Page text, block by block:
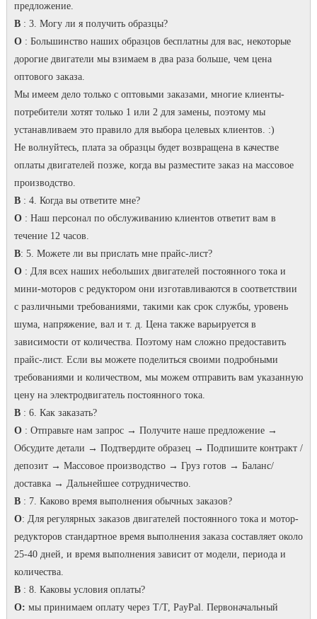
предложение.
В: 3. Могу ли я получить образцы?
O: Большинство наших образцов бесплатны для вас, некоторые
дорогие двигатели мы взимаем в два раза больше, чем цена
оптового заказа.
Мы имеем дело только с оптовыми заказами, многие клиенты-
потребители хотят только 1 или 2 для замены, поэтому мы
устанавливаем это правило для выбора целевых клиентов. :)
Не волнуйтесь, плата за образцы будет возвращена в качестве
оплаты двигателей позже, когда вы разместите заказ на массовое
производство.
В: 4. Когда вы ответите мне?
O: Наш персонал по обслуживанию клиентов ответит вам в
течение 12 часов.
В: 5. Можете ли вы прислать мне прайс-лист?
O: Для всех наших небольших двигателей постоянного тока и
мини-моторов с редуктором они изготавливаются в соответствии
с различными требованиями, такими как срок службы, уровень
шума, напряжение, вал и т. д. Цена также варьируется в
зависимости от количества. Поэтому нам сложно предоставить
прайс-лист. Если вы можете поделиться своими подробными
требованиями и количеством, мы можем отправить вам указанную
цену на электродвигатель постоянного тока.
В: 6. Как заказать?
O: Отправьте нам запрос → Получите наше предложение →
Обсудите детали → Подтвердите образец → Подпишите контракт /
депозит → Массовое производство → Груз готов → Баланс/
доставка → Дальнейшее сотрудничество.
В: 7. Каково время выполнения обычных заказов?
O: Для регулярных заказов двигателей постоянного тока и мотор-
редукторов стандартное время выполнения заказа составляет около
25-40 дней, и время выполнения зависит от модели, периода и
количества.
В: 8. Каковы условия оплаты?
О: мы принимаем оплату через T/T, PayPal. Первоначальный